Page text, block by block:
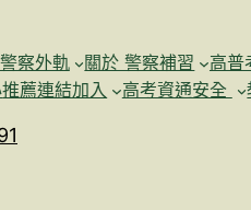
察外軌 關於 警察補習 高普
推薦連結加入 高考資通安全